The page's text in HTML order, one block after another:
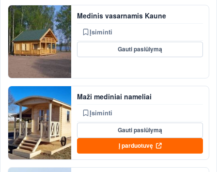
Medinis vasarnamis Kaune
Įsiminti
Gauti pasiūlymą
Maži mediniai nameliai
Įsiminti
Gauti pasiūlymą
Į parduotuvę